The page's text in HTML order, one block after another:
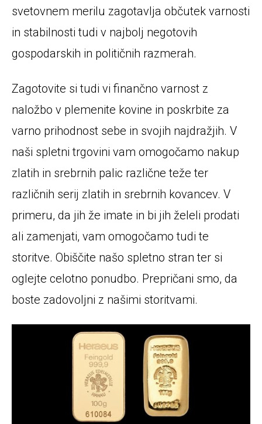
svetovnem merilu zagotavlja občutek varnosti
in stabilnosti tudi v najbolj negotovih
gospodarskih in političnih razmerah.
Zagotovite si tudi vi finančno varnost z
naložbo v plemenite kovine in poskrbite za
varno prihodnost sebe in svojih najdražjih. V
naši spletni trgovini vam omogočamo nakup
zlatih in srebrnih palic različne teže ter
različnih serij zlatih in srebrnih kovancev. V
primeru, da jih že imate in bi jih želeli prodati
ali zamenjati, vam omogočamo tudi te
storitve. Obiščite našo spletno stran ter si
oglejte celotno ponudbo. Prepričani smo, da
boste zadovoljni z našimi storitvami.